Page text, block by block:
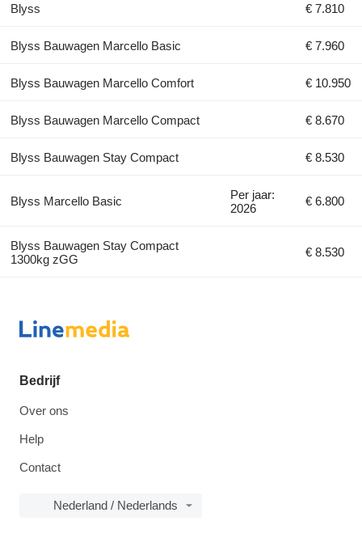
Blyss € 7.810
Blyss Bauwagen Marcello Basic € 7.960
Blyss Bauwagen Marcello Comfort € 10.950
Blyss Bauwagen Marcello Compact € 8.670
Blyss Bauwagen Stay Compact € 8.530
Blyss Marcello Basic
Per jaar:
2026
€ 6.800
Blyss Bauwagen Stay Compact
1300kg zGG
€ 8.530
Bedrijf
Over ons
Help
Contact
Nederland / Nederlands